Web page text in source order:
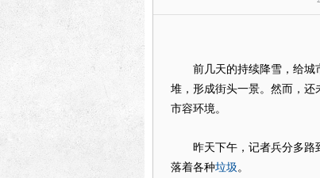
前几天的持续降雪，给城市
堆，形成街头一景。然而，
市容环境。
昨天下午，记者兵分多路到
落着各种垃圾。